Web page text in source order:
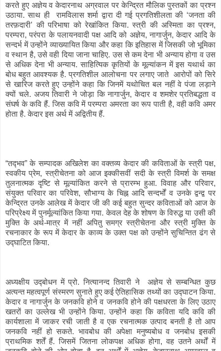
करते हुए अज्ञेय व केदारनाथ अग्रवाल पर केन्द्रित मौलिक पुस्तकों का प्रश्न
उठाया. साथ ही रामविलास शर्मा द्वारा दी गई प्रगतिशीलता की ‘जनता की
तरफ़दारी’ की परिभाषा को रेखांकित किया. स्त्री की अस्मिता का प्रश्न,
परम्परा, परंपरा के पलायनवादी पक्ष आदि को अज्ञेय, नागार्जुन, केदार आदि के
सन्दर्भ में उन्होंने व्याख्यायित किया और कहा कि इतिहास में जिसकी जो भूमिका
व स्थान है, उसे वही दिया जाना चाहिए. उस से कम देना भी अन्याय होगा व उस
से अधिक देना भी अन्याय. साहित्यिक कृतियों के मूल्यांकन में इस यथार्थ का
बोध बहुत आवश्यक है. प्रगतिशील आलोचना पर लगाए जाते आरोपों को सिरे
से खारिज करते हुए उन्होंने कहा कि जिनमें यथोचित बल नहीं वे पंजा लड़ाने
क्यों चले. अजय तिवारी ने जोड़ा कि नागार्जुन, केदार व शमशेर प्रतिबद्धता व
संघर्ष के कवि हैं. जिस कवि में परम्परा अमरता का रूप पाती है, वही कवि अमर
होता है. केदार इस अर्थ में अद्वितीय हैं.
“तद्‍भव” के सम्पादक अखिलेश का वक्तव्य केदार की कविताओं के स्त्री पक्ष,
स्वकीय प्रेम, स्त्रीचेतना को आज इक्कीसवीं सदी के स्त्री विमर्श के समक्ष
तुलनात्मक दृष्टि से मूल्यांकित करने से प्रारम्भ हुआ. विवाह और परिवार,
संयुक्त परिवार का परिवेश, सौभाग्य के चिह्न आदि सन्दर्भों व उनके द्वन्द्व पर
केन्द्रित उनके आलेख में केदार जी की कई बहुत सुन्दर कविताओं को आज के
परिप्रेक्ष्य में पुनर्मूल्यांकित किया गया. केवल देह के शोषण के विरुद्ध या उसी की
मुक्ति के अर्थ-मात्र में नहीं अपितु समग्र स्त्रीचेतना और स्त्री मुक्ति के
रचनाकार के रूप में केदार के काव्य के उक्त पक्ष को उन्होंने सुचिन्तित ढंग से
उद्‍घाटित किया.
अध्यक्षीय उद्‍बोधन में प्रो. नित्यानन्द तिवारी ने अज्ञेय से सम्बन्धित कुछ
अत्यन्त महत्वपूर्ण संस्मरण सुनाते हुए कई ऐतिहासिक तथ्यों का उद्घाटन किया.
केदार व नागार्जुन के जनकवि होने व जनकवि होने की पक्षधरता के लिए उठाए
खतरों का उल्लेख भी उन्होंने किया. उन्होंने कहा कि कविता यदि कवि की
कार्यशाला में जाकर रची जाती है व एक रचनात्मक उत्पाद बनती है तो आप
जनकवि नहीं हो सकते. भावबोध की अपेक्षा मनुष्यबोध व जनबोध इसकी
प्राथमिक शर्तें हैं. जिसमें जितना लोकपक्ष अधिक होगा, वह उतने अर्थों में